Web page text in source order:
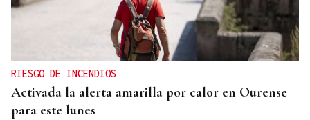
RIESGO DE INCENDIOS
Activada la alerta amarilla por calor en Ourense
para este lunes